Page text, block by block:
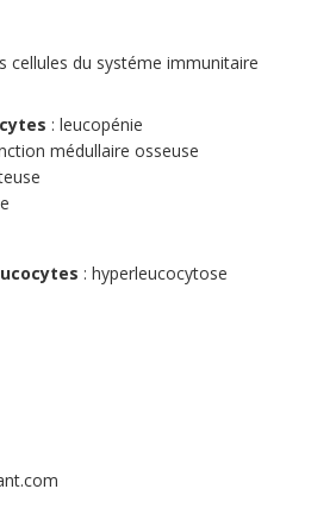
cellules du systéme immunitaire
: leucopénie
médullaire osseuse
: hyperleucocytose